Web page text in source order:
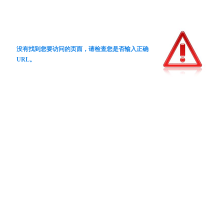
没有找到您要访问的页面，请检查您是否输入正确
URL。